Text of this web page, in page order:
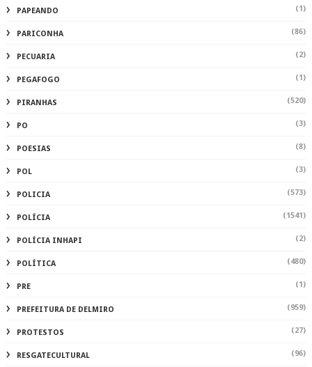
PAPEANDO (1)
PARICONHA (86)
PECUARIA (2)
PEGAFOGO (1)
PIRANHAS (520)
PO (3)
POESIAS (8)
POL (3)
POLICIA (573)
POLÍCIA (1541)
POLÍCIA INHAPI (2)
POLÍTICA (480)
PRE (1)
PREFEITURA DE DELMIRO (959)
PROTESTOS (27)
RESGATECULTURAL (96)